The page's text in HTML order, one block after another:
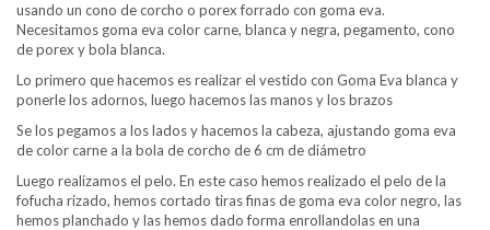
usando un cono de corcho o porex forrado con goma eva.
Necesitamos goma eva color carne, blanca y negra, pegamento, cono
de porex y bola blanca.
Lo primero que hacemos es realizar el vestido con Goma Eva blanca y
ponerle los adornos, luego hacemos las manos y los brazos
Se los pegamos a los lados y hacemos la cabeza, ajustando goma eva
de color carne a la bola de corcho de 6 cm de diámetro
Luego realizamos el pelo. En este caso hemos realizado el pelo de la
fofucha rizado, hemos cortado tiras finas de goma eva color negro, las
hemos planchado y las hemos dado forma enrollandolas en una